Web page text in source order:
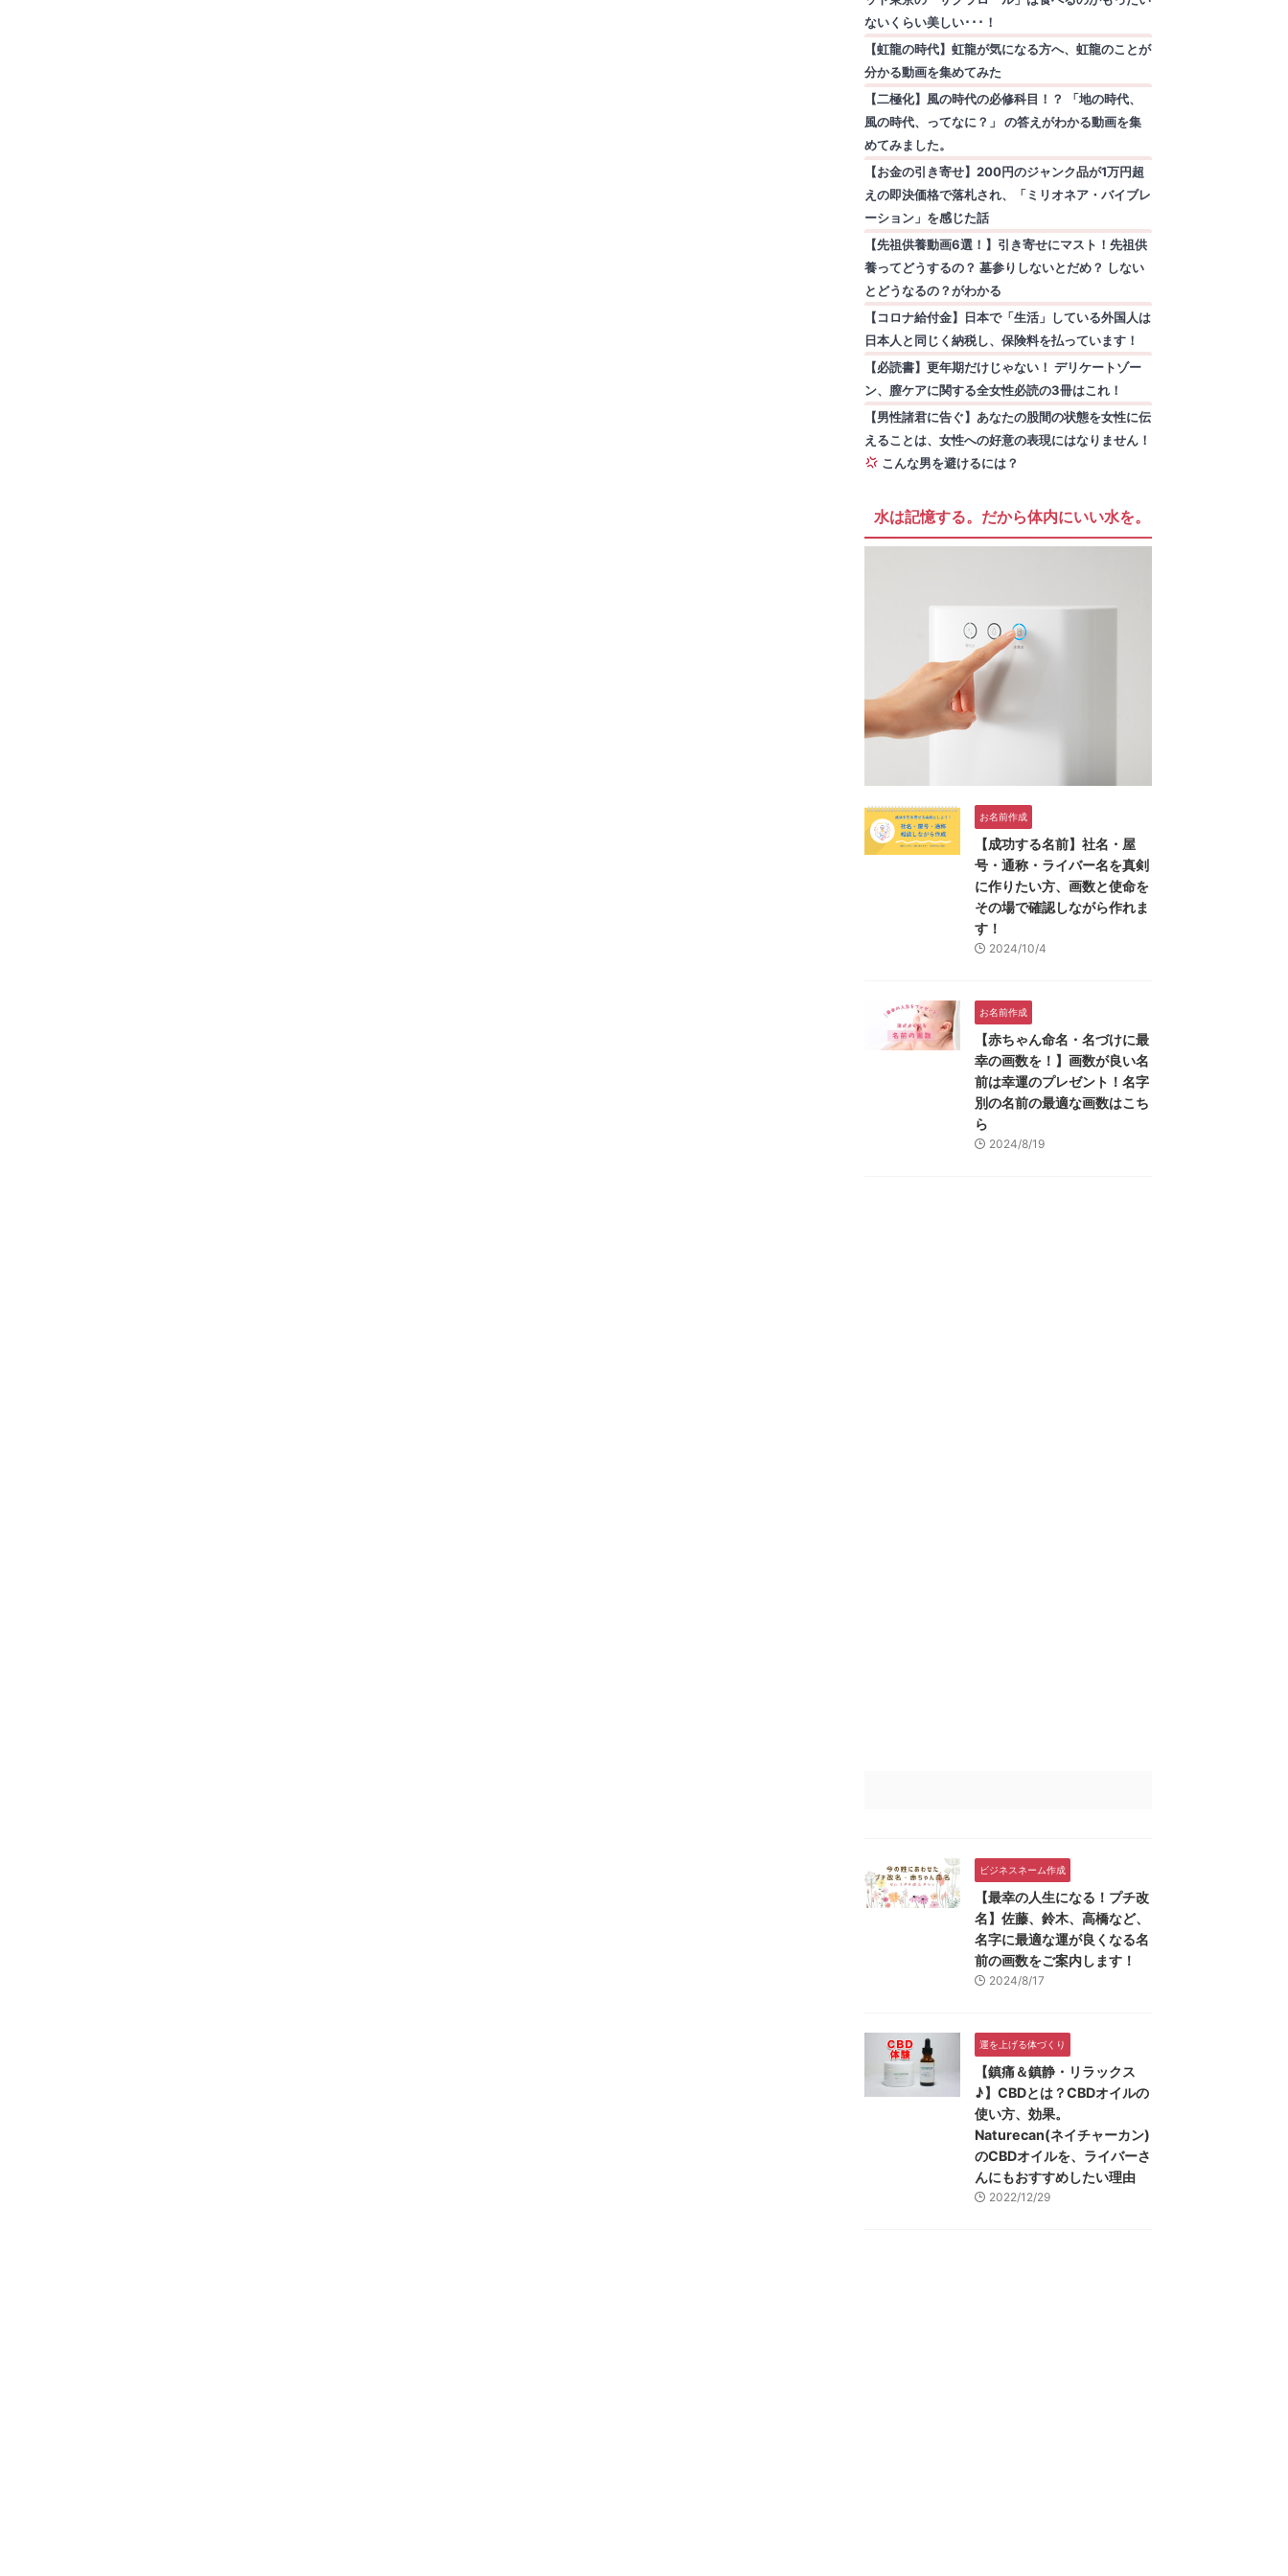
ないくらい美しい･･･！
【虹龍の時代】虹龍が気になる方へ、虹龍のことが
分かる動画を集めてみた
【二極化】風の時代の必修科目！？ 「地の時代、
風の時代、ってなに？」 の答えがわかる動画を集
めてみました。
【お金の引き寄せ】200円のジャンク品が1万円超
えの即決価格で落札され、「ミリオネア・バイブレ
ーション」を感じた話
【先祖供養動画6選！】引き寄せにマスト！先祖供
養ってどうするの？ 墓参りしないとだめ？ しない
とどうなるの？がわかる
【コロナ給付金】日本で「生活」している外国人は
日本人と同じく納税し、保険料を払っています！
【必読書】更年期だけじゃない！ デリケートゾー
ン、膣ケアに関する全女性必読の3冊はこれ！
【男性諸君に告ぐ】あなたの股間の状態を女性に伝
えることは、女性への好意の表現にはなりません！
こんな男を避けるには？
水は記憶する。だから体内にいい水を。
お名前作成
【成功する名前】社名・屋
号・通称・ライバー名を真剣
に作りたい方、画数と使命を
その場で確認しながら作れま
す！
2024/10/4
お名前作成
【赤ちゃん命名・名づけに最
幸の画数を！】画数が良い名
前は幸運のプレゼント！名字
別の名前の最適な画数はこち
ら
2024/8/19
ビジネスネーム作成
【最幸の人生になる！プチ改
名】佐藤、鈴木、高橋など、
名字に最適な運が良くなる名
前の画数をご案内します！
2024/8/17
運を上げる体づくり
【鎮痛＆鎮静・リラックス
♪】CBDとは？CBDオイルの
使い方、効果。
Naturecan(ネイチャーカン)
のCBDオイルを、ライバーさ
んにもおすすめしたい理由
2022/12/29